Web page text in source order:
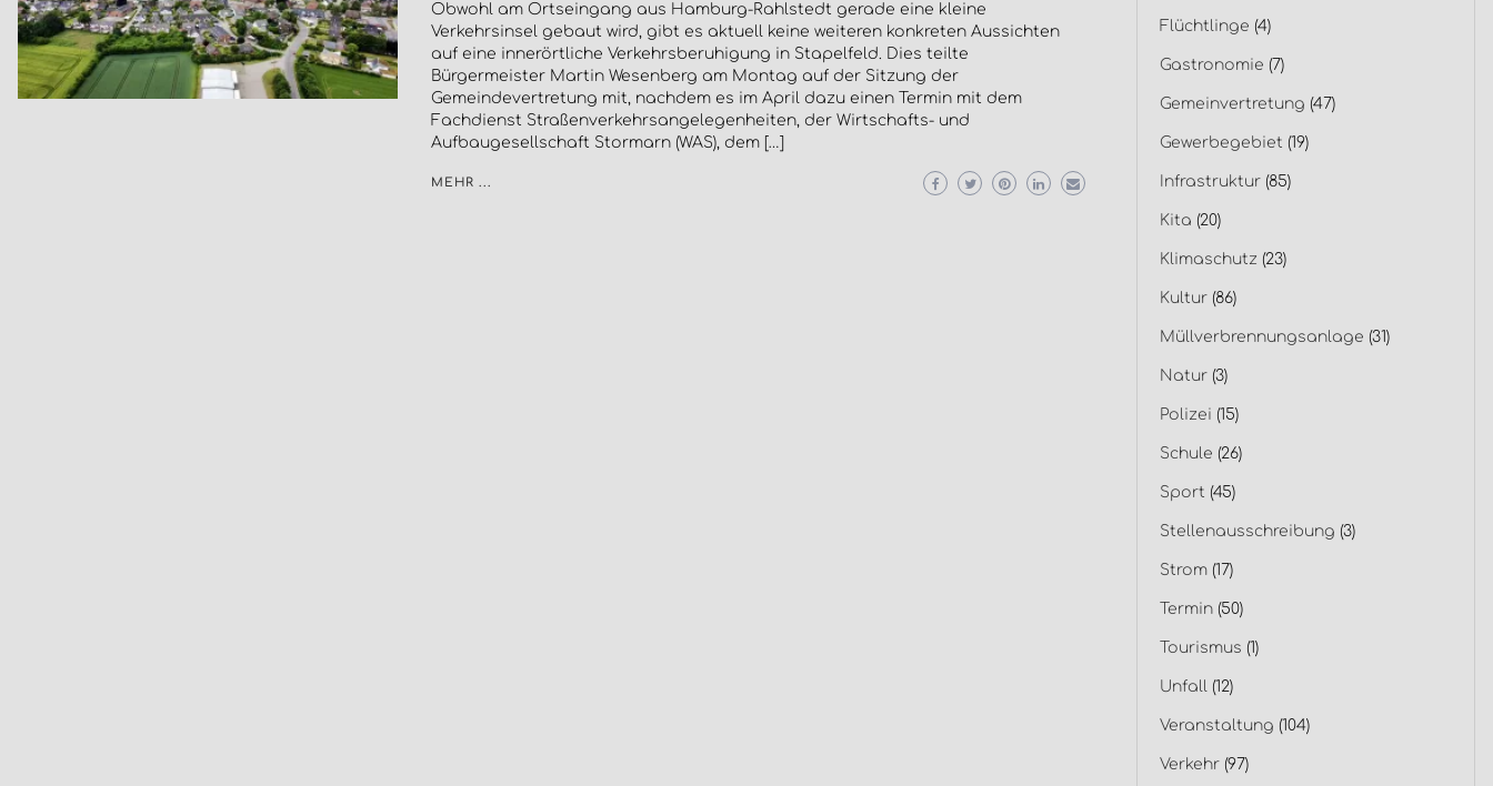
Obwohl am Ortseingang aus Hamburg-Rahlstedt gerade eine kleine
Verkehrsinsel gebaut wird, gibt es aktuell keine weiteren konkreten Aussichten
auf eine innerörtliche Verkehrsberuhigung in Stapelfeld. Dies teilte
Bürgermeister Martin Wesenberg am Montag auf der Sitzung der
Gemeindevertretung mit, nachdem es im April dazu einen Termin mit dem
Fachdienst Straßenverkehrsangelegenheiten, der Wirtschafts- und
Aufbaugesellschaft Stormarn (WAS), dem […]
MEHR ...
Flüchtlinge (4)
Gastronomie (7)
Gemeinvertretung (47)
Gewerbegebiet (19)
Infrastruktur(85)
Kita (20)
Klimaschutz (23)
Kultur(86)
Müllverbrennungsanlage (31)
Natur(3)
Polizei (15)
Schule (26)
Sport (45)
Stellenausschreibung (3)
Strom(17)
Termin(50)
Tourismus (1)
Unfall (12)
Veranstaltung (104)
Verkehr(97)